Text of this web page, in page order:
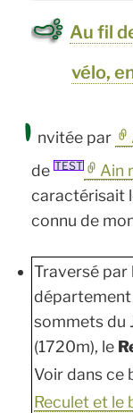
Au fil
vélo,
I nvitée par
deTEST Ain
caractérisait
connu de
Traversé par
sommets du
(1720m), le
Voir dans ce
Reculet et le